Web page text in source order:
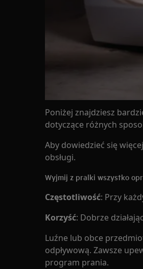
Poniżej znajdziesz
dotyczące różnych
Aby dowiedzieć się
obsługi.
Wyjmij z pralki wszystko
Częstotliwość: Przy
Korzyść: Dobrze
Luźne lub obce
odpływową. Zawsze
program prania.